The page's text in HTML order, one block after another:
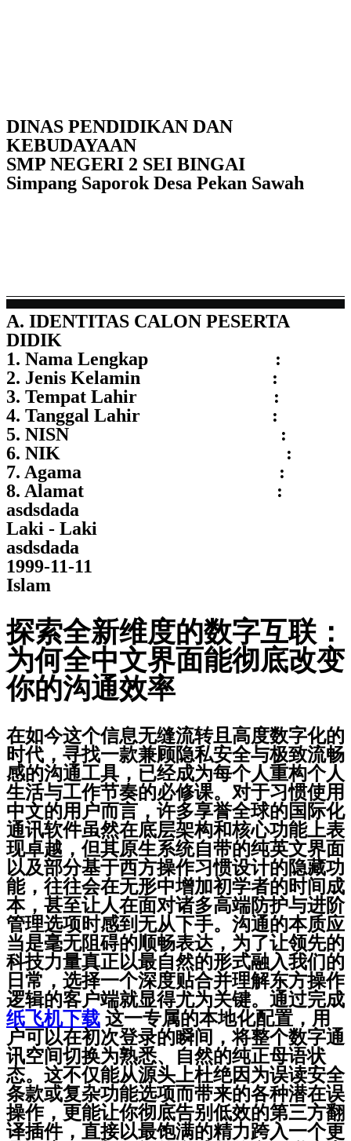
DINAS PENDIDIKAN DAN
KEBUDAYAAN
SMP NEGERI 2 SEI BINGAI
Simpang Saporok Desa Pekan Sawah
A. IDENTITAS CALON PESERTA
DIDIK
1. Nama Lengkap :
2. Jenis Kelamin :
3. Tempat Lahir :
4. Tanggal Lahir :
5. NISN :
6. NIK :
7. Agama :
8. Alamat :
asdsdada
Laki - Laki
asdsdada
1999-11-11
Islam
探索全新维度的数字互联：
为何全中文界面能彻底改变
你的沟通效率
在如今这个信息无缝流转且高度数字化的
时代，寻找一款兼顾隐私安全与极致流畅
感的沟通工具，已经成为每个人重构个人
生活与工作节奏的必修课。对于习惯使用
中文的用户而言，许多享誉全球的国际化
通讯软件虽然在底层架构和核心功能上表
现卓越，但其原生系统自带的纯英文界面
以及部分基于西方操作习惯设计的隐藏功
能，往往会在无形中增加初学者的时间成
本，甚至让人在面对诸多高端防护与进阶
管理选项时感到无从下手。沟通的本质应
当是毫无阻碍的顺畅表达，为了让领先的
科技力量真正以最自然的形式融入我们的
日常，选择一个深度贴合并理解东方操作
逻辑的客户端就显得尤为关键。通过完成
纸飞机下载 这一专属的本地化配置，用
户可以在初次登录的瞬间，将整个数字通
讯空间切换为熟悉、自然的纯正母语状
态。这不仅能从源头上杜绝因为误读安全
条款或复杂功能选项而带来的各种潜在误
操作，更能让你彻底告别低效的第三方翻
译插件，直接以最饱满的精力跨入一个更